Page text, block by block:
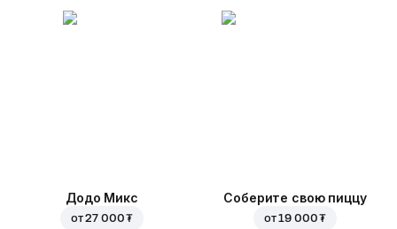
Додо Микс
от27 000 ₮
Соберите свою пиццу
от19 000 ₮